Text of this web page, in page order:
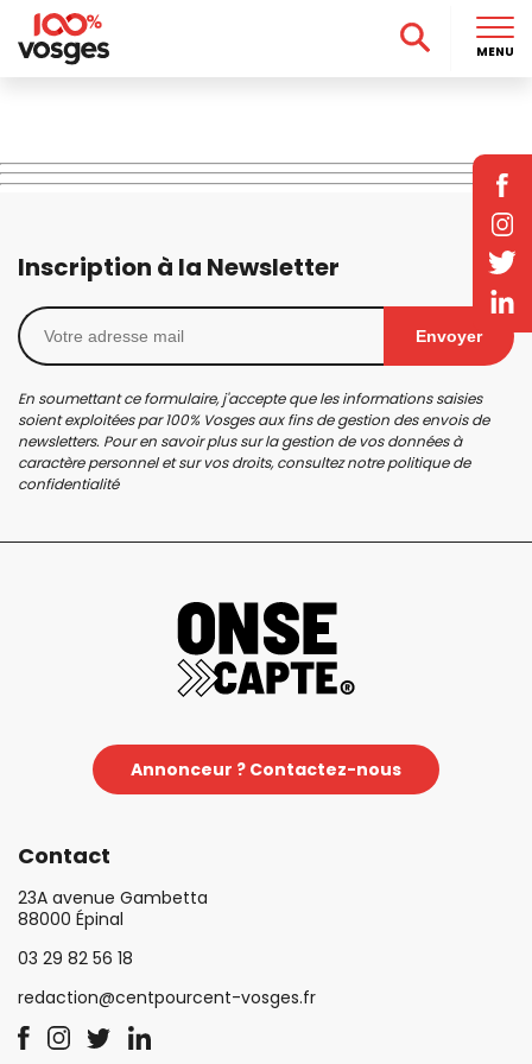
Inscription à la Newsletter
Envoyer
En soumettant ce formulaire, j'accepte que les informations saisies
soient exploitées par 100% Vosges aux fins de gestion des envois de
newsletters. Pour en savoir plus sur la gestion de vos données à
caractère personnel et sur vos droits, consultez notrepolitique de
confidentialité
Annonceur ? Contactez-nous
Contact
23A avenue Gambetta
88000 Épinal
03 29 82 56 18
redaction@centpourcent-vosges.fr
MENU